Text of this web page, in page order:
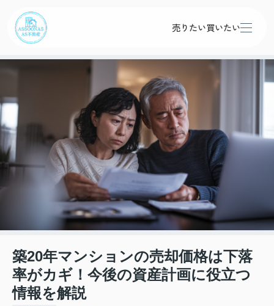
売りたい買いたい
築20年マンションの売却価格は下落
率がカギ！今後の資産計画に役立つ
情報を解説